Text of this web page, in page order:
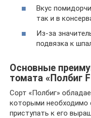
Вкус
так и в
Из-за
подвязка к
Основные
томата «Полбиг
Сорт «Полбиг»
которыми необходимо
приступать к его